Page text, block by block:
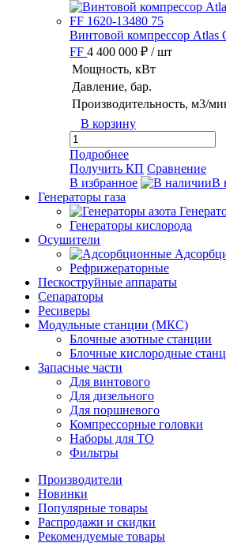
Винтовой компрессор Atlas
FF 4 400 000 ₽ / шт
Мощность, кВт
Давление, бар.
Производительность, м3/
В корзину
Подробнее
Получить КП Сравнение
В избранное
В
Генераторы газа
Генераторы кислорода
Осушители
Рефрижераторные
Пескоструйные аппараты
Сепараторы
Ресиверы
Модульные станции (МКС)
Блочные азотные станции
Блочные кислородные
Запасные части
Для винтового
Для дизельного
Для поршневого
Компрессорные головки
Наборы для ТО
Фильтры
Производители
Новинки
Популярные товары
Распродажи и скидки
Рекомендуемые товары